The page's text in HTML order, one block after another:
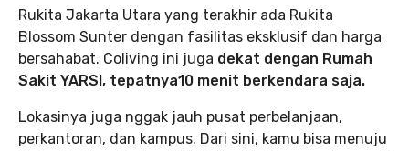
Rukita Jakarta Utara yang terakhir ada Rukita
Blossom Sunter dengan fasilitas eksklusif dan harga
bersahabat. Coliving ini juga dekat dengan Rumah
Sakit YARSI, tepatnya10 menit berkendara saja.
Lokasinya juga nggak jauh pusat perbelanjaan,
perkantoran, dan kampus. Dari sini, kamu bisa menuju